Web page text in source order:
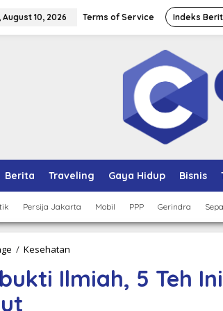
10, 2026 Terms of Service Indeks
Berita Traveling Gaya Hidup Bisnis
Persija Jakarta Mobil PPP Gerindra
/ Kesehatan
5
Teh
Ilmiah, 5 Teh